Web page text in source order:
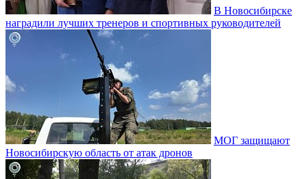
В Новосибирске
наградили лучших тренеров и спортивных руководителей
МОГ защищают
Новосибирскую область от атак дронов